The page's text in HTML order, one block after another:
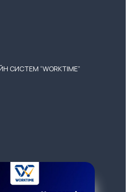
СИСТЕМ “WORKTIME”